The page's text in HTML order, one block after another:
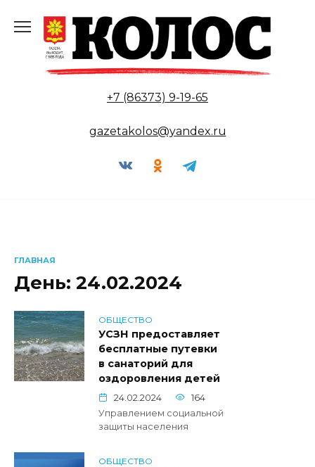
содержанию
+7 (86373) 9-19-65
gazetakolos@yandex.ru
ГЛАВНАЯ
День: 24.02.2024
ОБЩЕСТВО
УСЗН предоставляет
бесплатные путевки
в санаторий для
оздоровления детей
24.02.2024
164
Управлением социальной
защиты населения
ОБЩЕСТВО